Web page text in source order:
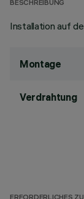
BESCHREIBUNG
Installation auf
Montage
Verdrahtung